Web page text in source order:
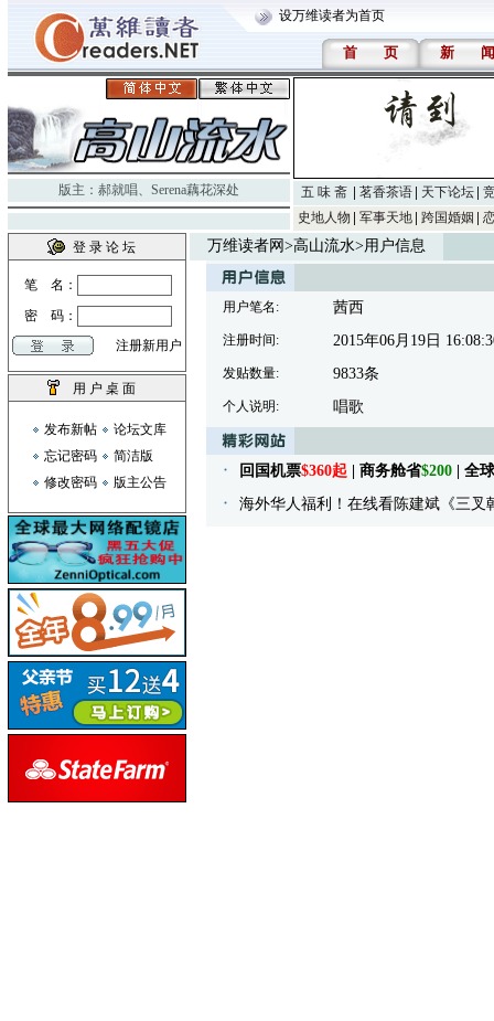
设万维读者为首页
首 页 新 闻
版主： 郝就唱、 Serena藕花深处 五 味 斋 茗香茶语 天下论坛
史地人物
军事天地 跨国婚姻
登 录 论 坛
笔 名：
密 码：
注册新用户
用 户 桌 面
发布新帖
论坛文库
忘记密码
简洁版
修改密码
版主公告
万维读者网 >高山流水>用户信息
用户笔名: 茜西
注册时间: 2015年06月19日
发贴数量: 9833条
个人说明: 唱歌
回国机票$360起 | 商务舱省$200 | 全
海外华人福利！在线看陈建斌《三